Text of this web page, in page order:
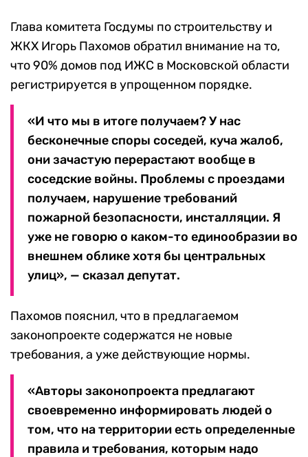
Глава комитета Госдумы по строительству и
ЖКХ Игорь Пахомов обратил внимание на то,
что 90% домов под ИЖС в Московской области
регистрируется в упрощенном порядке.
«И что мы в итоге получаем? У нас
бесконечные споры соседей, куча жалоб,
они зачастую перерастают вообще в
соседские войны. Проблемы с проездами
получаем, нарушение требований
пожарной безопасности, инсталляции. Я
уже не говорю о каком-то единообразии во
внешнем облике хотя бы центральных
улиц», — сказал депутат.
Пахомов пояснил, что в предлагаемом
законопроекте содержатся не новые
требования, а уже действующие нормы.
«Авторы законопроекта предлагают
своевременно информировать людей о
том, что на территории есть определенные
правила и требования, которым надо